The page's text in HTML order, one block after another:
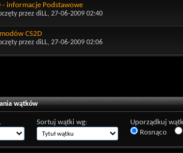
- informacje Podstawowe
przez diLL, 27-06-2009 02:40
CS2D
przez diLL, 27-06-2009 02:06
wątków
Sortuj wątki wg:
Uporządkuj
Rosnąco